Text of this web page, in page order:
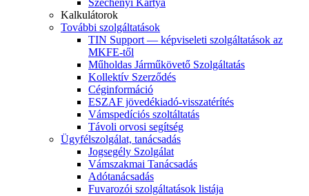
Széchenyi Kártya
Kalkulátorok
További szolgáltatások
TIN Support — képviseleti szolgáltatások az
MKFE-től
Műholdas Járműkövető Szolgáltatás
Kollektív Szerződés
Céginformáció
ESZAF jövedékiadó-visszatérítés
Vámspedíciós szoltáltatás
Távoli orvosi segítség
Ügyfélszolgálat, tanácsadás
Jogsegély Szolgálat
Vámszakmai Tanácsadás
Adótanácsadás
Fuvarozói szolgáltatások listája